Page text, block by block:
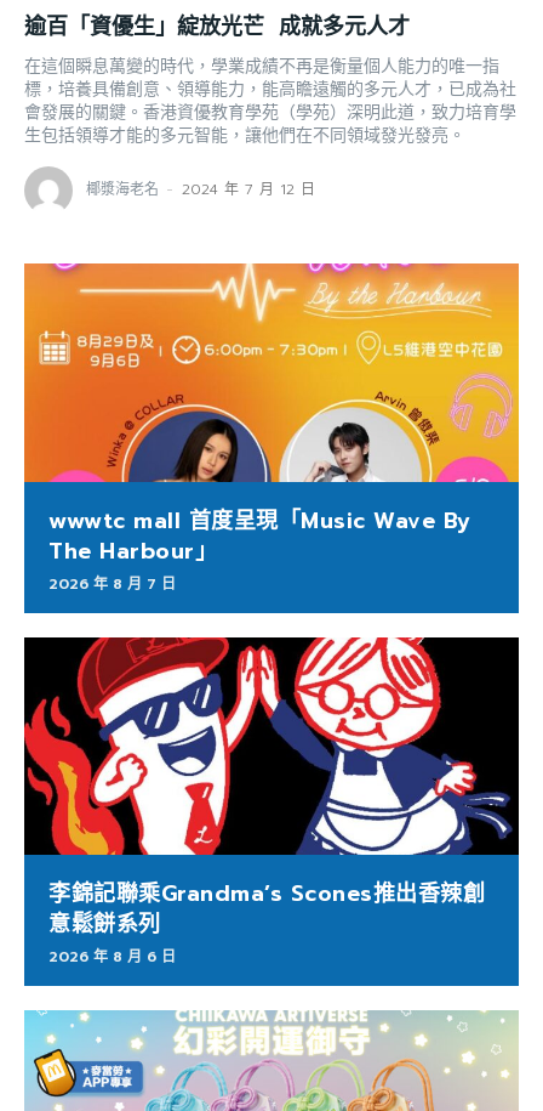
逾百「資優生」綻放光芒 成就多元人才
在這個瞬息萬變的時代，學業成績不再是衡量個人能力的唯一指
標，培養具備創意、領導能力，能高瞻遠觸的多元人才，已成為社
會發展的關鍵。香港資優教育學苑（學苑）深明此道，致力培育學
生包括領導才能的多元智能，讓他們在不同領域發光發亮。
椰漿海老名 - 2024 年 7 月 12 日
wwwtc mall 首度呈現「Music Wave By
The Harbour」
2026 年 8 月 7 日
李錦記聯乘Grandma’s Scones推出香辣創
意鬆餅系列
2026 年 8 月 6 日